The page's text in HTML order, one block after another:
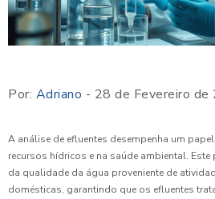
Por: Adriano - 28 de Fevereiro de
A análise de efluentes desempenha um
recursos hídricos e na saúde ambiental.
da qualidade da água proveniente de
domésticas, garantindo que os efluentes